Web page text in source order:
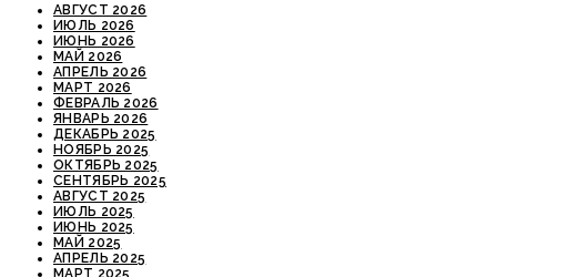
АВГУСТ 2026
ИЮЛЬ 2026
ИЮНЬ 2026
МАЙ 2026
АПРЕЛЬ 2026
МАРТ 2026
ФЕВРАЛЬ 2026
ЯНВАРЬ 2026
ДЕКАБРЬ 2025
НОЯБРЬ 2025
ОКТЯБРЬ 2025
СЕНТЯБРЬ 2025
АВГУСТ 2025
ИЮЛЬ 2025
ИЮНЬ 2025
МАЙ 2025
АПРЕЛЬ 2025
МАРТ 2025